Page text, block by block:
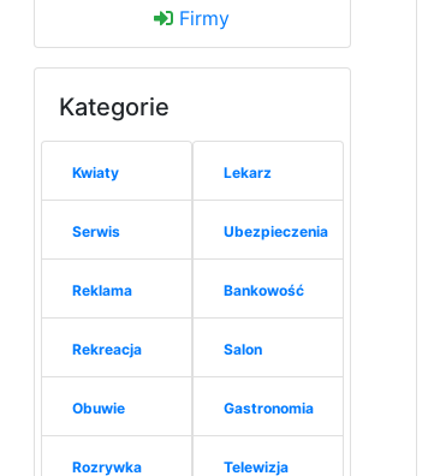
Firmy
Kategorie
Kwiaty
Serwis
Reklama
Rekreacja
Obuwie
Rozrywka
Lekarz
Ubezpieczenia
Bankowość
Salon
Gastronomia
Telewizja